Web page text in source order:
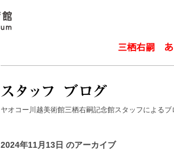
ヤオコー川越美術館三栖右嗣記念館スタッフによるブ
2024年11月13日 のアーカイブ